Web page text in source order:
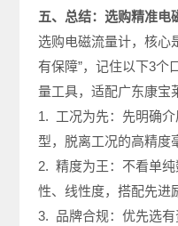
五、总结：选购精准电
选购电磁流量计，核心
有保障”，记住以下3个
量工具，适配广东康宝
1. 工况为先：先明确
型，脱离工况的高精度
2. 精度为王：不看单
性、线性度，搭配先进
3. 品牌合规：优先选